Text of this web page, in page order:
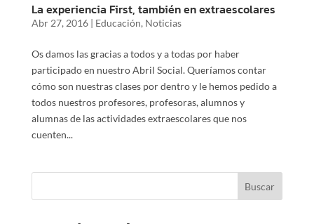
La experiencia First, también en extraescolares
Abr 27, 2016| Educación, Noticias
Os damos las gracias a todos y a todas por haber
participado en nuestro Abril Social. Queríamos contar
cómo son nuestras clases por dentro y le hemos pedido a
todos nuestros profesores, profesoras, alumnos y
alumnas de las actividades extraescolares que nos
cuenten...